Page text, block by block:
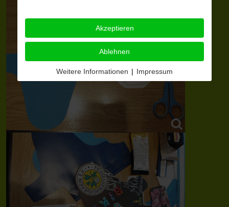
Akzeptieren
Ablehnen
Weitere Informationen | Impressum